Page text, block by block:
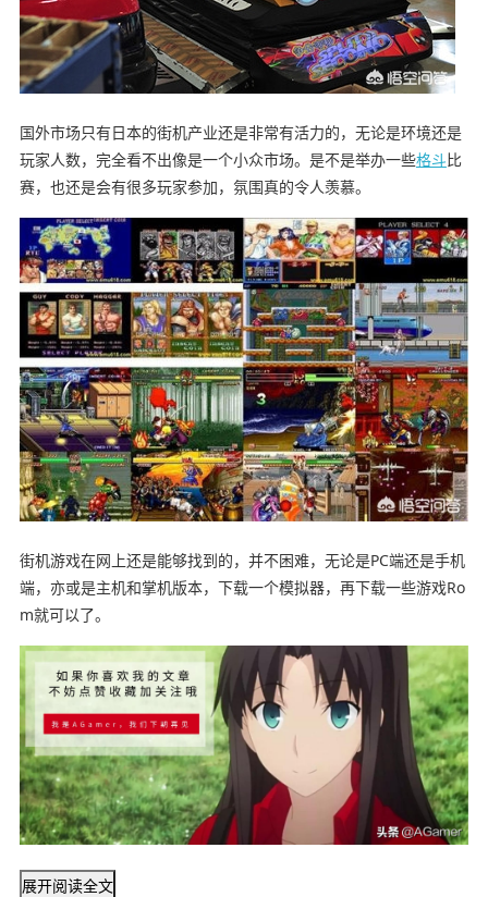
国外市场只有日本的街机产业还是非常有活力的，无论是环境还是
玩家人数，完全看不出像是一个小众市场。是不是举办一些格斗比
赛，也还是会有很多玩家参加，氛围真的令人羡慕。
街机游戏在网上还是能够找到的，并不困难，无论是PC端还是手机
端，亦或是主机和掌机版本，下载一个模拟器，再下载一些游戏Ro
m就可以了。
展开阅读全文